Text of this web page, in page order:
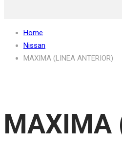
Home
Nissan
MAXIMA (LINEA ANTERIOR)
MAXIMA